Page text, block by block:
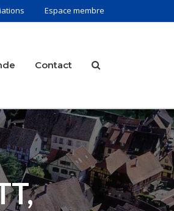
Espace membre
Contact